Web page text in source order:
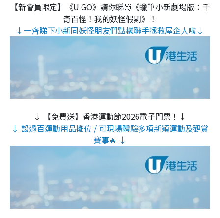
【新會員限定】《U GO》請你睇👹《蠟筆小新劇場版：千
奇百怪！我的妖怪假期》！
↓一齊睇下小新同妖怪朋友們點樣聯手拯救屋企人啦↓
↓ 【免費送】香港運動節2026電子門票！↓
↓ 設過百運動用品攤位 / 可現場體驗多項新穎運動及觀賞
賽事🔥 ↓